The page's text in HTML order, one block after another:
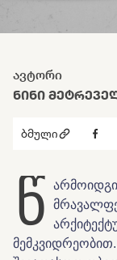
ავტორი
ᲜᲘᲜᲘ
წ
მემკვიდრეობით.
ბმული